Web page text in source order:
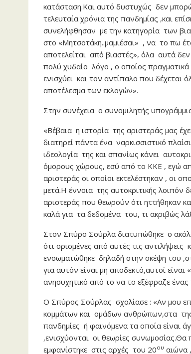
κατάσταση.Και αυτό δυστυχώς δεν
τελευταία χρόνια της πανδημίας ,και
συνελήφθησαν με την κατηγορία των
στο «Μητσοτάκη..μαμιέσαι» , να το πω
αποτελείται από βιαστές», όλα αυτά
πολύ χυδαίο λόγο , ο οποίος πραγματικά
ενισχύει και τον αντίπαλο που
αποτέλεσμα των εκλογών».
Στην συνέχεια ο συνομιλητής
«Βέβαια η ιστορία της αριστεράς μας
διατηρεί πάντα ένα ναρκισσιστικό
ιδεολογία της και σπανίως κάνει
όμορους χώρους, εσύ από το ΚΚΕ , εγώ
αριστεράς οι οποίοι εκτελέστηκαν , οι
μετά.Η έννοια της αυτοκριτικής
αριστεράς που θεωρούν ότι ηττήθηκαν
καλά για τα δεδομένα του, τι ακριβώς
Στον Σπύρο Σούρλα διατυπώθηκε ο
ότι ορισμένες από αυτές τις
ενσωματώθηκε δηλαδή στην σκέψη του
για αυτόν είναι μη αποδεκτό,αυτοί
ανησυχητικό από το να το εξέφραζε
Ο Σπύρος Σούρλας σχολίασε : «Αν μου
κομμάτων και ομάδων ανθρώπων,στα
πανδημίες ή φαινόμενα τα οποία είναι
,ενισχύονται οι θεωρίες συνωμοσίας.Θα
εμφανίστηκε στις αρχές του 20ου αιώνα